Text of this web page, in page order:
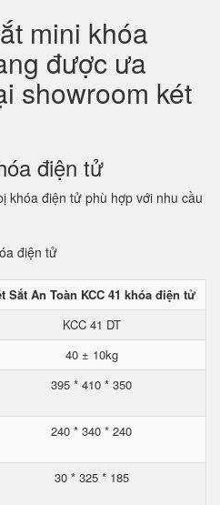
mini khóa
được ưa
showroom két
điện tử
khóa điện tử phù hợp với nhu cầu
Sắt An Toàn KCC 41 khóa điện tử
KCC 41 DT
40 ± 10kg
395 * 410 * 350
240 * 340 * 240
30 * 325 * 185